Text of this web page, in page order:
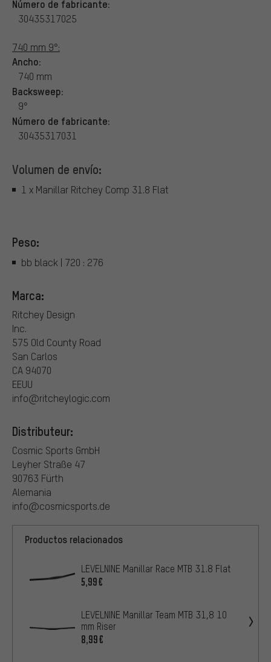
Número de fabricante:
30435317025
740 mm 9°:
Ancho:
740 mm
Backsweep:
9°
Número de fabricante:
30435317031
Volumen de envío:
1 x Manillar Ritchey Comp 31.8 Flat
Peso:
bb black | 720 : 276
Marca:
Ritchey Design
Inc.
575 Old County Road
San Carlos
CA 94070
EEUU
info@ritcheylogic.com
Distributeur:
Cosmic Sports GmbH
Leyher Straße 47
90763 Fürth
Alemania
info@cosmicsports.de
Productos relacionados
LEVELNINE Manillar Race MTB 31.8 Flat
5,99€
LEVELNINE Manillar Team MTB 31,8 10
mm Riser
8,99€